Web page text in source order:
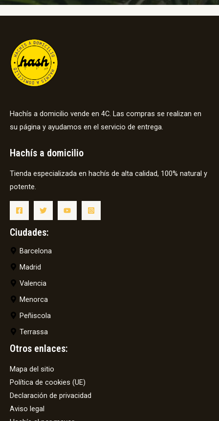
Hachís a domicilio vende en 4C. Las compras se realizan en
su página y ayudamos en el servicio de entrega.
Hachís a domicilio
Tienda especializada en hachís de alta calidad, 100% natural y
potente.
Ciudades:
Barcelona
Madrid
Valencia
Menorca
Peñiscola
Terrassa
Otros enlaces:
Mapa del sitio
Política de cookies (UE)
Declaración de privacidad
Aviso legal